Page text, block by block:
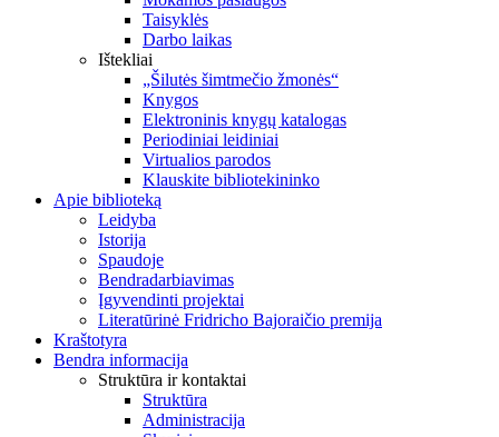
Taisyklės
Darbo laikas
Ištekliai
„Šilutės šimtmečio žmonės“
Knygos
Elektroninis knygų katalogas
Periodiniai leidiniai
Virtualios parodos
Klauskite bibliotekininko
Apie biblioteką
Leidyba
Istorija
Spaudoje
Bendradarbiavimas
Įgyvendinti projektai
Literatūrinė Fridricho Bajoraičio premija
Kraštotyra
Bendra informacija
Struktūra ir kontaktai
Struktūra
Administracija